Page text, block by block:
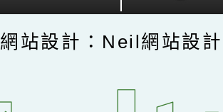
網站設計：Neil網站設